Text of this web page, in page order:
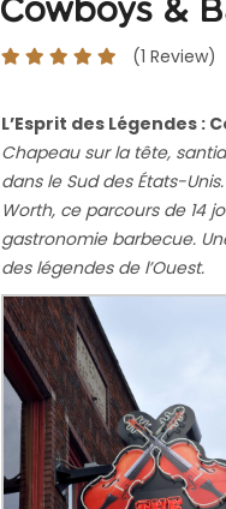
(1 Review)
L’Esprit des Légendes :
Chapeau sur la tête,
dans le Sud des États-
Worth, ce parcours de 14
gastronomie barbecue.
des légendes de l’Ouest.